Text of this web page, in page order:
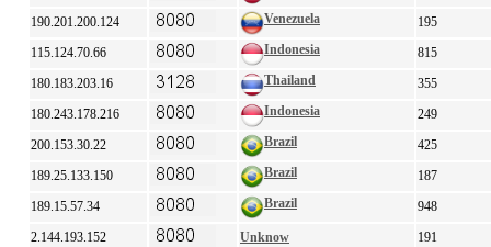
190.201.200.124
Venezuela
195
115.124.70.66
Indonesia
815
180.183.203.16
Thailand
355
180.243.178.216
Indonesia
249
200.153.30.22
Brazil
425
189.25.133.150
Brazil
187
189.15.57.34
Brazil
948
2.144.193.152
Unknow
191